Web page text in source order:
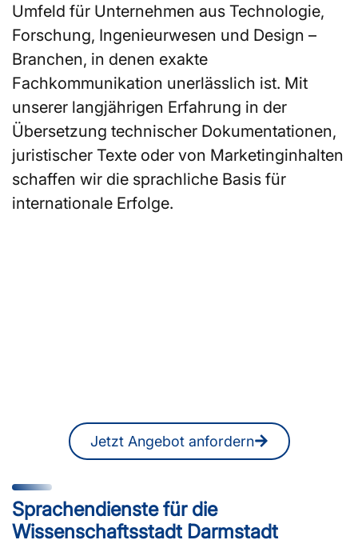
Umfeld für Unternehmen aus Technologie,
Forschung, Ingenieurwesen und Design –
Branchen, in denen exakte
Fachkommunikation unerlässlich ist. Mit
unserer langjährigen Erfahrung in der
Übersetzung technischer Dokumentationen,
juristischer Texte oder von Marketinginhalten
schaffen wir die sprachliche Basis für
internationale Erfolge.
Jetzt Angebot anfordern
Sprachendienste für die
Wissenschaftsstadt Darmstadt